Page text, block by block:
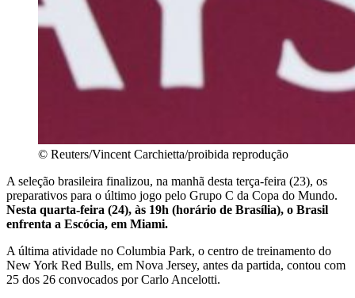
© Reuters/Vincent Carchietta/proibida reprodução
A seleção brasileira finalizou, na manhã desta terça-feira (23), os
preparativos para o último jogo pelo Grupo C da Copa do Mundo.
Nesta quarta-feira (24), às 19h (horário de Brasília), o Brasil
enfrenta a Escócia, em Miami.
A última atividade no Columbia Park, o centro de treinamento do
New York Red Bulls, em Nova Jersey, antes da partida, contou com
25 dos 26 convocados por Carlo Ancelotti.